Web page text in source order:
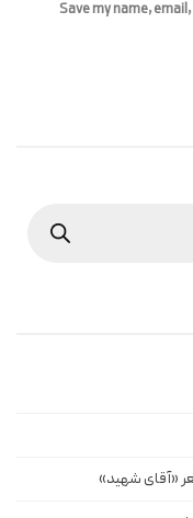
Save my name,
«آقای شهید»